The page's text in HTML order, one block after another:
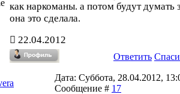
как наркоманы. а потом будут думать
она это сделала.
22.04.2012
Ответить
Дата: Суббота, 28.04.2012,
Сообщение # 17